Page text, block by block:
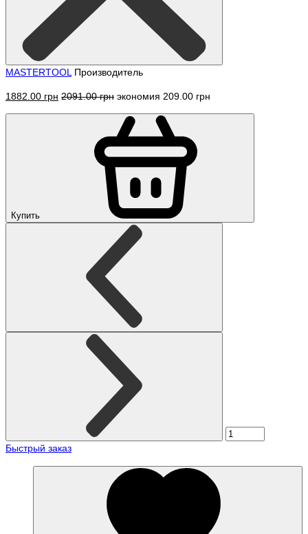
MASTERTOOL Производитель
1882.00 грн 2091.00 грн экономия 209.00 грн
Купить
Быстрый заказ